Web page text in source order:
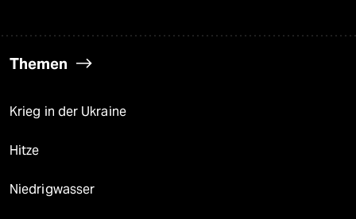
Themen
Krieg in der Ukraine
Hitze
Niedrigwasser